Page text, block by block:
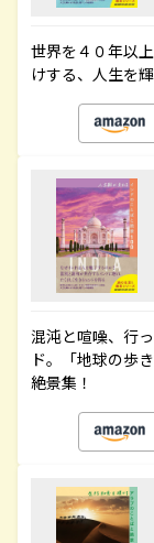
世界を４０年以
けする、人生を
混沌と喧噪、行
ド。「地球の歩
絶景集！